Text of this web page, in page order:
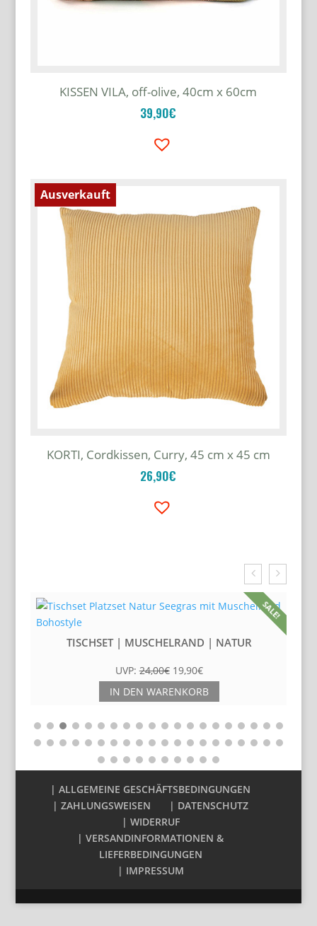
KISSEN VILA, off-olive, 40cm x 60cm
39,90€
Ausverkauft
KORTI, Cordkissen, Curry, 45 cm x 45 cm
26,90€
SALE!
TISCHSET | MUSCHELRAND | NATUR
UVP: 24,00€ 19,90€
IN DEN WARENKORB
| ALLGEMEINE GESCHÄFTSBEDINGUNGEN
| ZAHLUNGSWEISEN
| DATENSCHUTZ
| WIDERRUF
| VERSANDINFORMATIONEN &
LIEFERBEDINGUNGEN
| IMPRESSUM